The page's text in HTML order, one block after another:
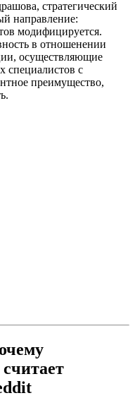
стратегический
направление:
модифицируется.
в отношенении
осуществляющие
специалистов с
преимущество,